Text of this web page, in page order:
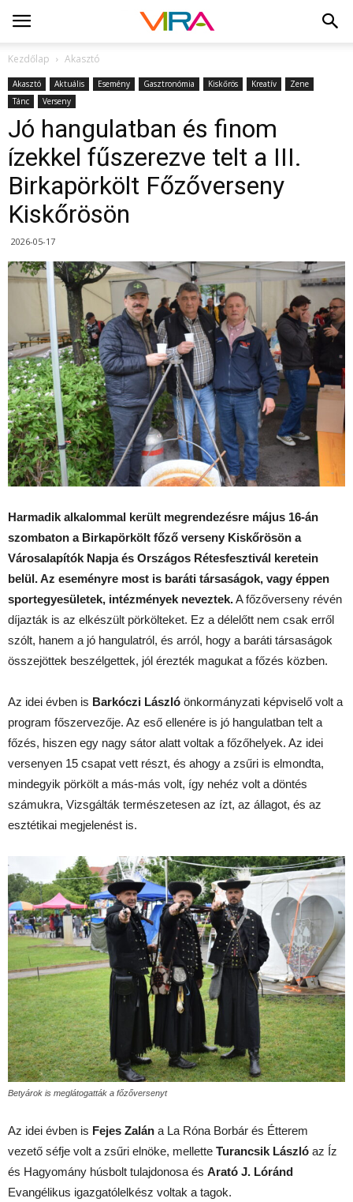
Kezdőlap Akasztó
Akasztó Aktuális Esemény Gasztronómia Kiskőrös Kreatív
Zene
Tánc
Verseny
Jó hangulatban és finom
ízekkel fűszerezve telt a III.
Birkapörkölt Főzőverseny
Kiskőrösön
2026-05-17
Harmadik alkalommal került megrendezésre május 16-án
szombaton a Birkapörkölt főző verseny Kiskőrösön a
Városalapítók Napja és Országos Rétesfesztivál keretein
belül. Az eseményre most is baráti társaságok, vagy éppen
sportegyesületek, intézmények neveztek.A főzőverseny révén
díjazták is az elkészült pörkölteket. Ez a délelőtt nem csak erről
szólt, hanem a jó hangulatról, és arról, hogy a baráti társaságok
összejöttek beszélgettek, jól érezték magukat a főzés közben.
Az idei évben is Barkóczi László önkormányzati képviselő volt a
program főszervezője. Az eső ellenére is jó hangulatban telt a
főzés, hiszen egy nagy sátor alatt voltak a főzőhelyek. Az idei
versenyen 15 csapat vett részt, és ahogy a zsűri is elmondta,
mindegyik pörkölt a más-más volt, így nehéz volt a döntés
számukra, Vizsgálták természetesen az ízt, az állagot, és az
esztétikai megjelenést is.
Betyárok is meglátogatták a főzőversenyt
Az idei évben is Fejes Zalán a La Róna Borbár és Étterem
vezető séfje volt a zsűri elnöke, mellette Turancsik László az Íz
és Hagyomány húsbolt tulajdonosa és Arató J. Lóránd
Evangélikus igazgatólelkész voltak a tagok.